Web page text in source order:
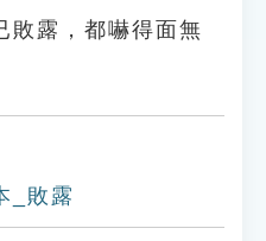
敗露，都嚇得面無
_敗露